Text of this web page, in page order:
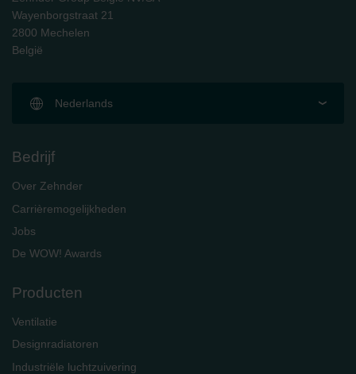
Wayenborgstraat 21
2800 Mechelen
België
Nederlands
Bedrijf
Over Zehnder
Carrièremogelijkheden
Jobs
De WOW! Awards
Producten
Ventilatie
Designradiatoren
Industriële luchtzuivering